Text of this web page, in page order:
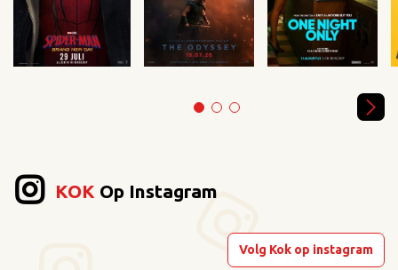
KOK Op Instagram
Volg Kok op instagram